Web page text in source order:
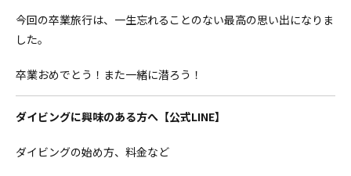
今回の卒業旅行は、 一生忘れることのない最高の思い出になりま
した。
卒業おめでとう！ また一緒に潜ろう！
ダイビングに興味のある方へ【公式LINE】
ダイビングの始め方、料金など